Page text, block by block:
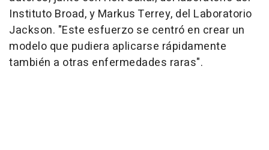
Instituto Broad, y Markus Terrey, del Laboratorio
Jackson. "Este esfuerzo se centró en crear un
modelo que pudiera aplicarse rápidamente
también a otras enfermedades raras".